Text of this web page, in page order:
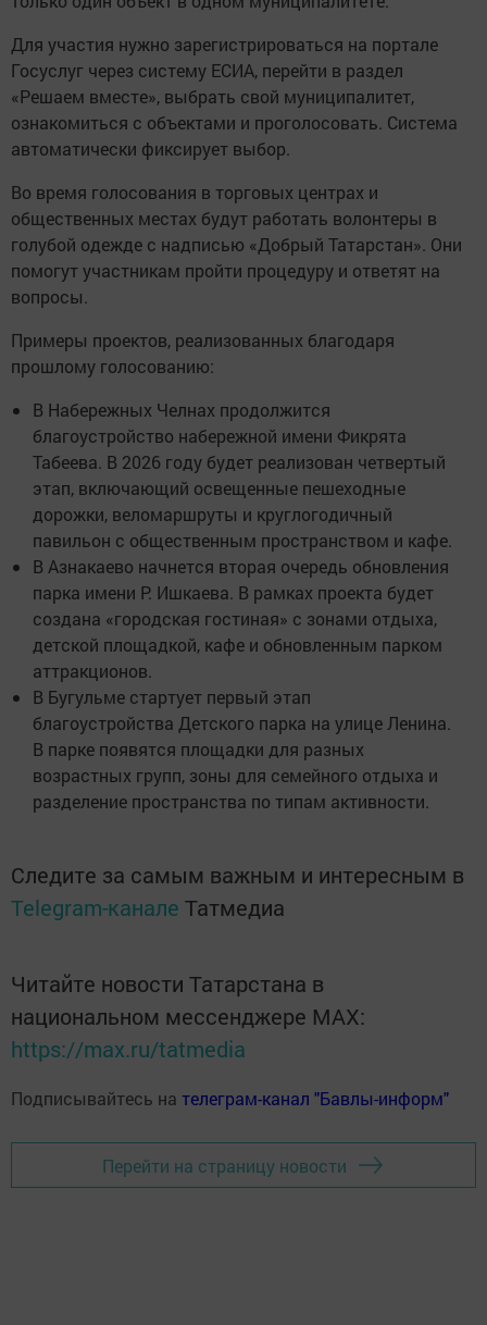
Для участия нужно зарегистрироваться на портале
Госуслуг через систему ЕСИА, перейти в раздел
«Решаем вместе», выбрать свой муниципалитет,
ознакомиться с объектами и проголосовать. Система
автоматически фиксирует выбор.
Во время голосования в торговых центрах и
общественных местах будут работать волонтеры в
голубой одежде с надписью «Добрый Татарстан». Они
помогут участникам пройти процедуру и ответят на
вопросы.
Примеры проектов, реализованных благодаря
прошлому голосованию:
В Набережных Челнах продолжится
благоустройство набережной имени Фикрята
Табеева. В 2026 году будет реализован четвертый
этап, включающий освещенные пешеходные
дорожки, веломаршруты и круглогодичный
павильон с общественным пространством и кафе.
В Азнакаево начнется вторая очередь обновления
парка имени Р. Ишкаева. В рамках проекта будет
создана «городская гостиная» с зонами отдыха,
детской площадкой, кафе и обновленным парком
аттракционов.
В Бугульме стартует первый этап
благоустройства Детского парка на улице Ленина.
В парке появятся площадки для разных
возрастных групп, зоны для семейного отдыха и
разделение пространства по типам активности.
Следите за самым важным и интересным в
Telegram-канале Татмедиа
Читайте новости Татарстана в
национальном мессенджере MАХ:
https://max.ru/tatmedia
Подписывайтесь на телеграм-канал "Бавлы-информ"
Перейти на страницу новости